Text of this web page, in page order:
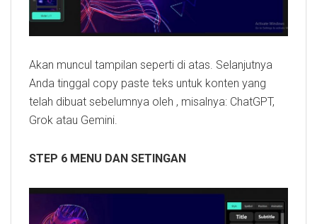
Akan muncul tampilan seperti di atas. Selanjutnya
Anda tinggal copy paste teks untuk konten yang
telah dibuat sebelumnya oleh , misalnya: ChatGPT,
Grok atau Gemini.
STEP 6 MENU DAN SETINGAN